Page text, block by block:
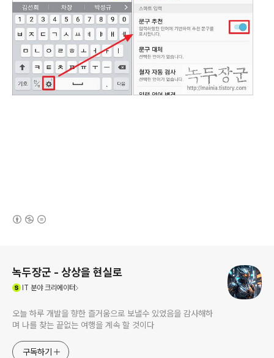
녹두장군 - 상상을 현실로
IT 분야 크리에이터
오늘 하루 개발을 향한 즐거움으로 보낼수 있었음을 감사해하
며 나를 찾는 끝없는 여행을 계속 할 것이다
구독하기